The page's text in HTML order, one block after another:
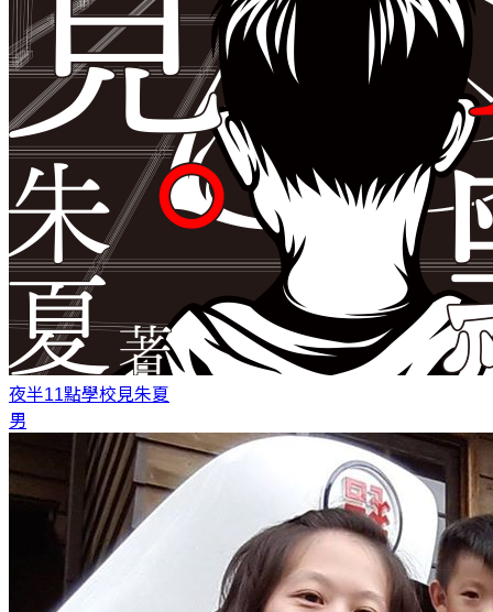
夜半11點學校見朱夏
男